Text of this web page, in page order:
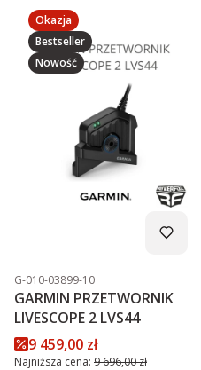
Okazja
Bestseller
Nowość
Kod produktu
G-010-03899-10
GARMIN PRZETWORNIK
LIVESCOPE 2 LVS44
Cena promocyjna
9 459,00 zł
Najniższa cena: 9 696,00 zł